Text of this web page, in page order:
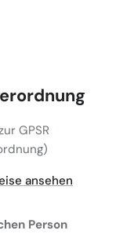
GPSR
ansehen
Person